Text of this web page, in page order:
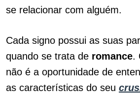
se relacionar com alguém.
Cada signo possui as suas
quando se trata de romance.
não é a oportunidade de
as características do seu